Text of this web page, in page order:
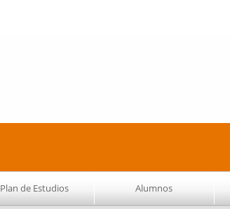
Plan de Estudios Alumnos